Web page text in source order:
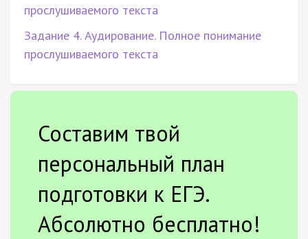
прослушиваемого текста
Задание 4. Аудирование. Полное понимание
прослушиваемого текста
Составим твой
персональный план
подготовки к ЕГЭ.
Абсолютно бесплатно!